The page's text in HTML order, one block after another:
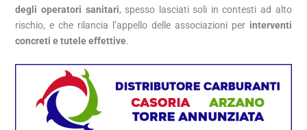
degli operatori sanitari, spesso lasciati soli in contesti ad alto
rischio, e che rilancia l’appello delle associazioni per interventi
concreti e tutele effettive.